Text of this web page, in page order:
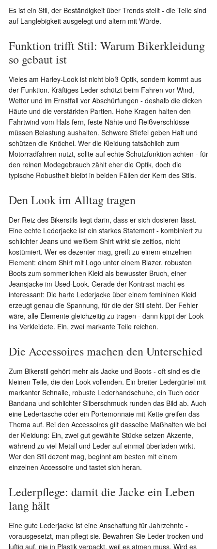
Es ist ein Stil, der Beständigkeit über Trends stellt - die Teile sind
auf Langlebigkeit ausgelegt und altern mit Würde.
Funktion trifft Stil: Warum Bikerkleidung
so gebaut ist
Vieles am Harley-Look ist nicht bloß Optik, sondern kommt aus
der Funktion. Kräftiges Leder schützt beim Fahren vor Wind,
Wetter und im Ernstfall vor Abschürfungen - deshalb die dicken
Häute und die verstärkten Partien. Hohe Kragen halten den
Fahrtwind vom Hals fern, feste Nähte und Reißverschlüsse
müssen Belastung aushalten. Schwere Stiefel geben Halt und
schützen die Knöchel. Wer die Kleidung tatsächlich zum
Motorradfahren nutzt, sollte auf echte Schutzfunktion achten - für
den reinen Modegebrauch zählt eher die Optik, doch die
typische Robustheit bleibt in beiden Fällen der Kern des Stils.
Den Look im Alltag tragen
Der Reiz des Bikerstils liegt darin, dass er sich dosieren lässt.
Eine echte Lederjacke ist ein starkes Statement - kombiniert zu
schlichter Jeans und weißem Shirt wirkt sie zeitlos, nicht
kostümiert. Wer es dezenter mag, greift zu einem einzelnen
Element: einem Shirt mit Logo unter einem Blazer, robusten
Boots zum sommerlichen Kleid als bewusster Bruch, einer
Jeansjacke im Used-Look. Gerade der Kontrast macht es
interessant: Die harte Lederjacke über einem femininen Kleid
erzeugt genau die Spannung, für die der Stil steht. Der Fehler
wäre, alle Elemente gleichzeitig zu tragen - dann kippt der Look
ins Verkleidete. Ein, zwei markante Teile reichen.
Die Accessoires machen den Unterschied
Zum Bikerstil gehört mehr als Jacke und Boots - oft sind es die
kleinen Teile, die den Look vollenden. Ein breiter Ledergürtel mit
markanter Schnalle, robuste Lederhandschuhe, ein Tuch oder
Bandana und schlichter Silberschmuck runden das Bild ab. Auch
eine Ledertasche oder ein Portemonnaie mit Kette greifen das
Thema auf. Bei den Accessoires gilt dasselbe Maßhalten wie bei
der Kleidung: Ein, zwei gut gewählte Stücke setzen Akzente,
während zu viel Metall und Leder auf einmal überladen wirkt.
Wer den Stil dezent mag, beginnt am besten mit einem
einzelnen Accessoire und tastet sich heran.
Lederpflege: damit die Jacke ein Leben
lang hält
Eine gute Lederjacke ist eine Anschaffung für Jahrzehnte -
vorausgesetzt, man pflegt sie. Bewahren Sie Leder trocken und
luftig auf, nie in Plastik verpackt, weil es atmen muss. Wird es